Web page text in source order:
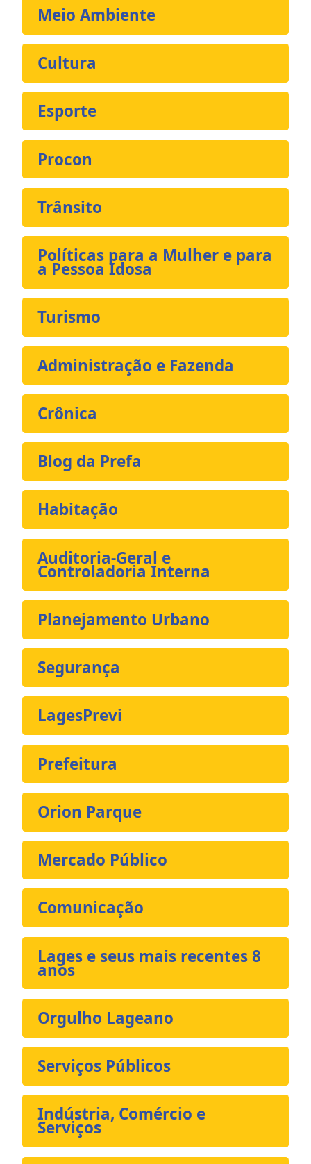
Meio Ambiente
Cultura
Esporte
Procon
Trânsito
Políticas para a Mulher e para
a Pessoa Idosa
Turismo
Administração e Fazenda
Crônica
Blog da Prefa
Habitação
Auditoria-Geral e
Controladoria Interna
Planejamento Urbano
Segurança
LagesPrevi
Prefeitura
Orion Parque
Mercado Público
Comunicação
Lages e seus mais recentes 8
anos
Orgulho Lageano
Serviços Públicos
Indústria, Comércio e
Serviços